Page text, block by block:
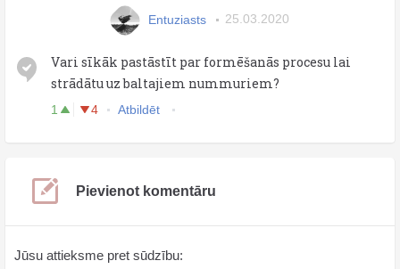
Entuziasts 25.03.2020
Vari sīkāk pastāstīt par formēšanās procesu lai
strādātu uz baltajiem nummuriem?
1 4 Atbildēt
Pievienot komentāru
Jūsu attieksme pret sūdzību: